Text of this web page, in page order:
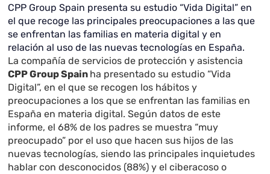
CPP Group Spain presenta su estudio “Vida Digital” en
el que recoge las principales preocupaciones a las que
se enfrentan las familias en materia digital y en
relación al uso de las nuevas tecnologías en España.
La compañía de servicios de protección y asistencia
CPP Group Spain ha presentado su estudio “Vida
Digital”, en el que se recogen los hábitos y
preocupaciones a los que se enfrentan las familias en
España en materia digital. Según datos de este
informe, el 68% de los padres se muestra “muy
preocupado” por el uso que hacen sus hijos de las
nuevas tecnologías, siendo las principales inquietudes
hablar con desconocidos (88%) y el ciberacoso o